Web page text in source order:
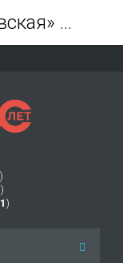
)
)
Горняки шахты «Усковская» Распадской угольной компании добыли 2 млн тонн угля с начала года - Журнал Горная промышленность